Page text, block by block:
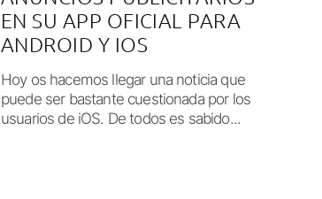
EN SU APP OFICIAL PARA
ANDROID Y IOS
Hoy os hacemos llegar una noticia que
puede ser bastante cuestionada por los
usuarios de iOS. De todos es sabido...